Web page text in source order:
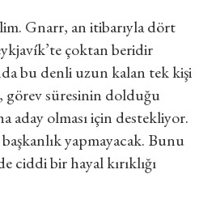
Gnarr, an itibarıyla dört
çoktan beridir
bu denli uzun kalan tek kişi
görev süresinin dolduğu
aday olması için destekliyor.
yapmayacak. Bunu
ciddi bir hayal kırıklığı